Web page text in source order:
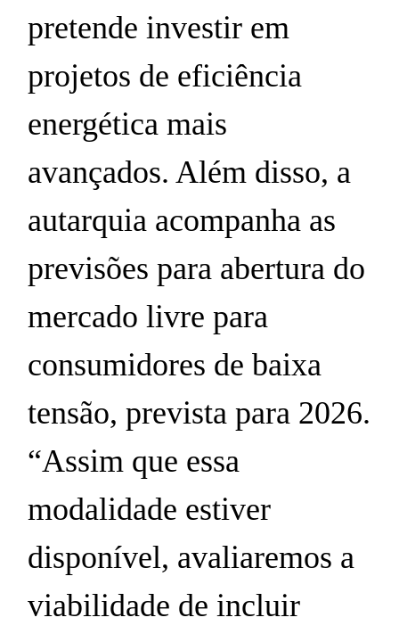
pretende investir em
projetos de eficiência
energética mais
avançados. Além disso, a
autarquia acompanha as
previsões para abertura do
mercado livre para
consumidores de baixa
tensão, prevista para 2026.
“Assim que essa
modalidade estiver
disponível, avaliaremos a
viabilidade de incluir